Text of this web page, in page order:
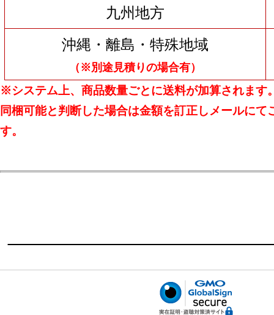
九州地方
沖縄・離島・特殊地域
（※別途見積りの場合有）
※システム上、商品数量ごとに送料が加算されます
同梱可能と判断した場合は金額を訂正しメールにて
す。